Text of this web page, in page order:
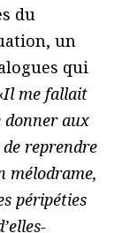
du
un
qui
Il me fallait
donner aux
reprendre
mélodrame,
péripéties